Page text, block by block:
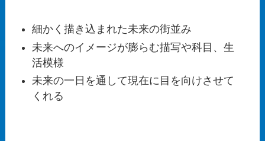
細かく描き込まれた未来の街並み
未来へのイメージが膨らむ描写や科目、生
活模様
未来の一日を通して現在に目を向けさせて
くれる